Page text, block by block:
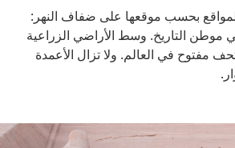
بحسب موقعها على ضفاف النهر:
موطن التاريخ. وسط الأراضي الزراعية
مفتوح في العالم. ولا تزال الأعمدة